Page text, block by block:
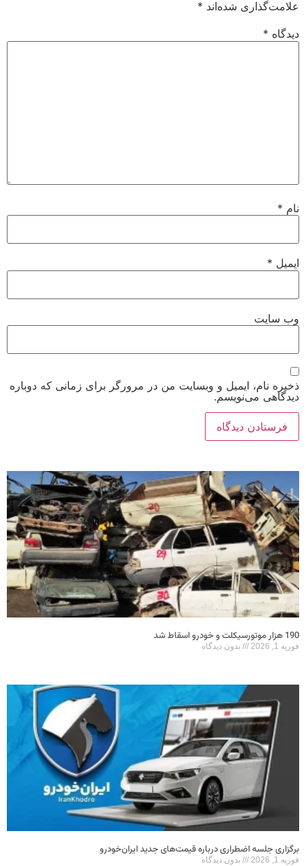
علامت‌گذاری شده‌اند*
دیدگاه*
نام*
ایمیل*
وب‌ سایت
ذخیره نام، ایمیل و وبسایت من در مرورگر برای زمانی که دوباره
دیدگاهی می‌نویسم.
190 هزار موتورسیکلت و خودرو اسقاط شد
فوریه 1, 2026 بدون دیدگاه
برگزاری جلسه اضطراری درباره قیمت‌های جدید ایران‌خودرو
فوریه 1, 2026 بدون دیدگاه